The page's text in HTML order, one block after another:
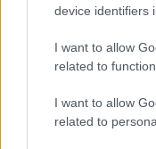
device identifiers
I want to allow
related to
I want to allow
related to
Continua a